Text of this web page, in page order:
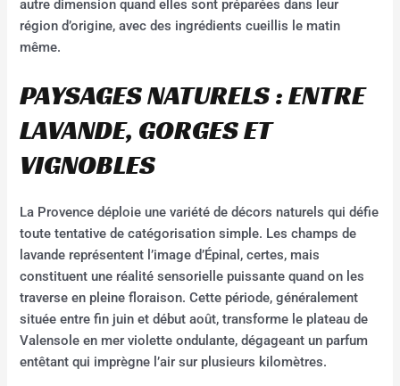
autre dimension quand elles sont préparées dans leur
région d’origine, avec des ingrédients cueillis le matin
même.
PAYSAGES NATURELS : ENTRE
LAVANDE, GORGES ET
VIGNOBLES
La Provence déploie une variété de décors naturels qui défie
toute tentative de catégorisation simple. Les champs de
lavande représentent l’image d’Épinal, certes, mais
constituent une réalité sensorielle puissante quand on les
traverse en pleine floraison. Cette période, généralement
située entre fin juin et début août, transforme le plateau de
Valensole en mer violette ondulante, dégageant un parfum
entêtant qui imprègne l’air sur plusieurs kilomètres.